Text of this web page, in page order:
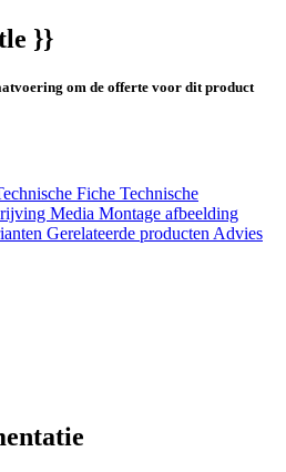
}}
om de offerte voor dit product
Fiche Technische
Media Montage afbeelding
Gerelateerde producten Advies